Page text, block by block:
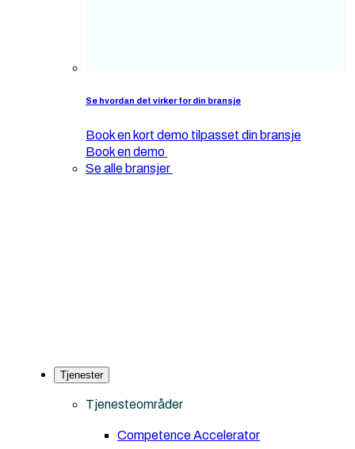
Se hvordan det virker for din bransje
Book en kort demo tilpasset din bransje
Book en demo
Se alle bransjer
Tjenester
Tjenesteområder
Competence Accelerator